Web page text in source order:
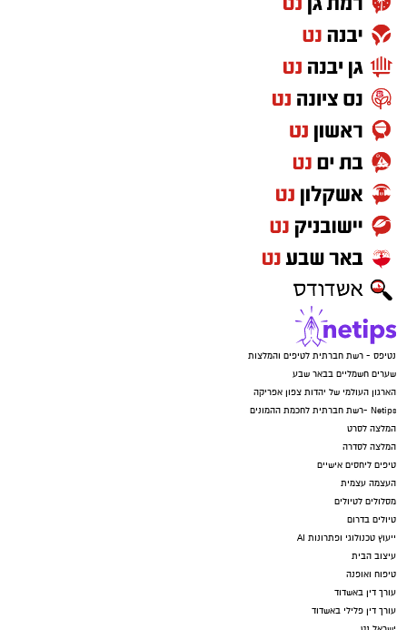
נטיפס - רשת חברתית לטיפים והמלצות
שערים חשמליים בבאר שבע
הארגון העולמי של יהדות צפון אפריקה
Netips -רשת חברתית לחכמת ההמונים
המלצה לסרט
המלצה לסדרה
טיפים ליחסים אישיים
העצמה עצמית
מסלולים לטיולים
טיולים בדרום
ייעוץ טכנולוגי ופתרונות AI
עיצוב הבית
טיפוח ואופנה
עורך דין באשדוד
עורך דין פלילי באשדוד